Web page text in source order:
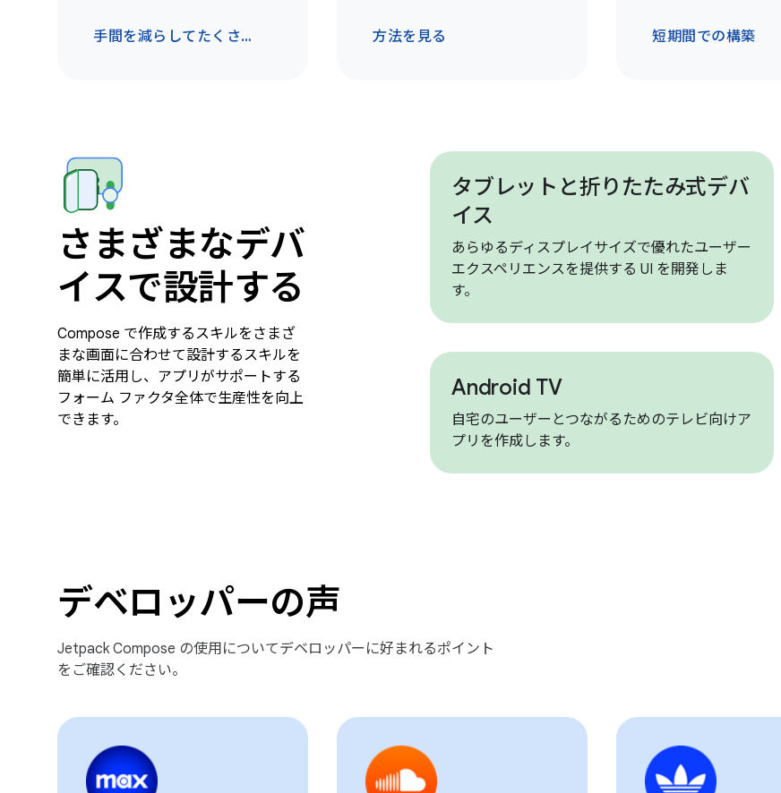
手間を減らしてたくさんの作業をこなそう 方法を見る 短期間での構築
さまざまなデバ
イスで設計する
Compose で作成するスキルをさまざ
まな画面に合わせて設計するスキルを
簡単に活用し、アプリがサポートする
フォーム ファクタ全体で生産性を向上
できます。
タブレットと折りたたみ式デバ
イス
あらゆるディスプレイサイズで優れたユーザー
エクスペリエンスを提供する UI を開発しま
す。
Android TV
自宅のユーザーとつながるためのテレビ向けア
プリを作成します。
デベロッパーの声
Jetpack Compose の使用についてデベロッパーに好まれるポイント
をご確認ください。